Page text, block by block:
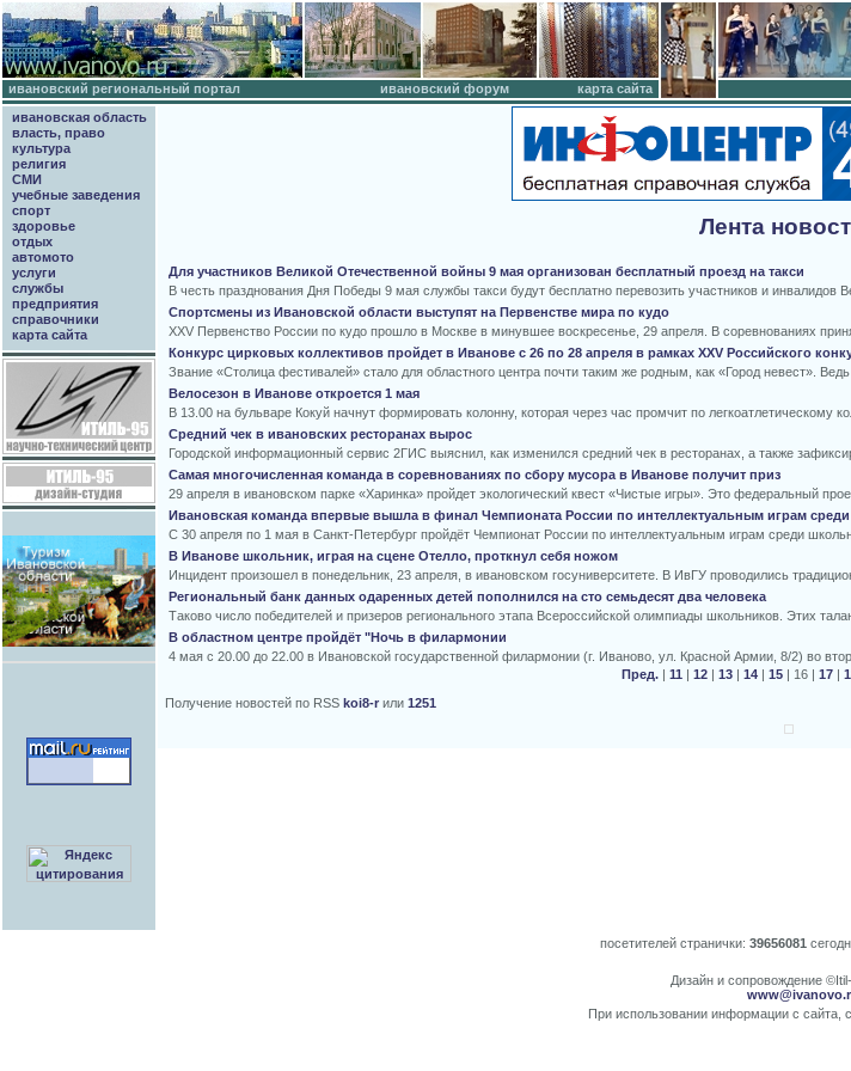
ивановский региональный портал ивановский форум
карта сайта
ивановская область
власть, право
культура
религия
СМИ
учебные заведения
спорт
здоровье
отдых
автомото
услуги
службы
предприятия
справочники
карта сайта
Лента
Для участников Великой Отечественной войны 9 мая организован бесплатный проезд на такси
В честь празднования Дня Победы 9 мая службы такси будут бесплатно перевозить участников и
Спортсмены из Ивановской области выступят на Первенстве мира по кудо
XXV Первенство России по кудо прошло в Москве в минувшее воскресенье, 29 апреля. В соревнованиях
Конкурс цирковых коллективов пройдет в Иванове с 26 по 28 апреля в рамках XXV Российского
Звание «Столица фестивалей» стало для областного центра почти таким же родным, как «Город невест».
Велосезон в Иванове откроется 1 мая
В 13.00 на бульваре Кокуй начнут формировать колонну, которая через час промчит по легкоатлетическому
Средний чек в ивановских ресторанах вырос
Городской информационный сервис 2ГИС выяснил, как изменился средний чек в ресторанах, а также
Самая многочисленная команда в соревнованиях по сбору мусора в Иванове получит приз
29 апреля в ивановском парке «Харинка» пройдет экологический квест «Чистые игры». Это федеральный
Ивановская команда впервые вышла в финал Чемпионата России по интеллектуальным играм
С 30 апреля по 1 мая в Санкт-Петербург пройдёт Чемпионат России по интеллектуальным играм среди
В Иванове школьник, играя на сцене Отелло, проткнул себя ножом
Инцидент произошел в понедельник, 23 апреля, в ивановском госуниверситете. В ИвГУ проводились
Региональный банк данных одаренных детей пополнился на сто семьдесят два человека
Таково число победителей и призеров регионального этапа Всероссийской олимпиады школьников. Этих
В областном центре пройдёт "Ночь в филармонии
4 мая с 20.00 до 22.00 в Ивановской государственной филармонии (г. Иваново, ул. Красной Армии, 8/2) во
Пред. | 11 | 12 | 13 | 14 | 15 | 16 | 17 |
Получение новостей по RSS koi8-r или 1251
посетителей странички: 39656081
Дизайн и сопровождение
При использовании информации с сайта,